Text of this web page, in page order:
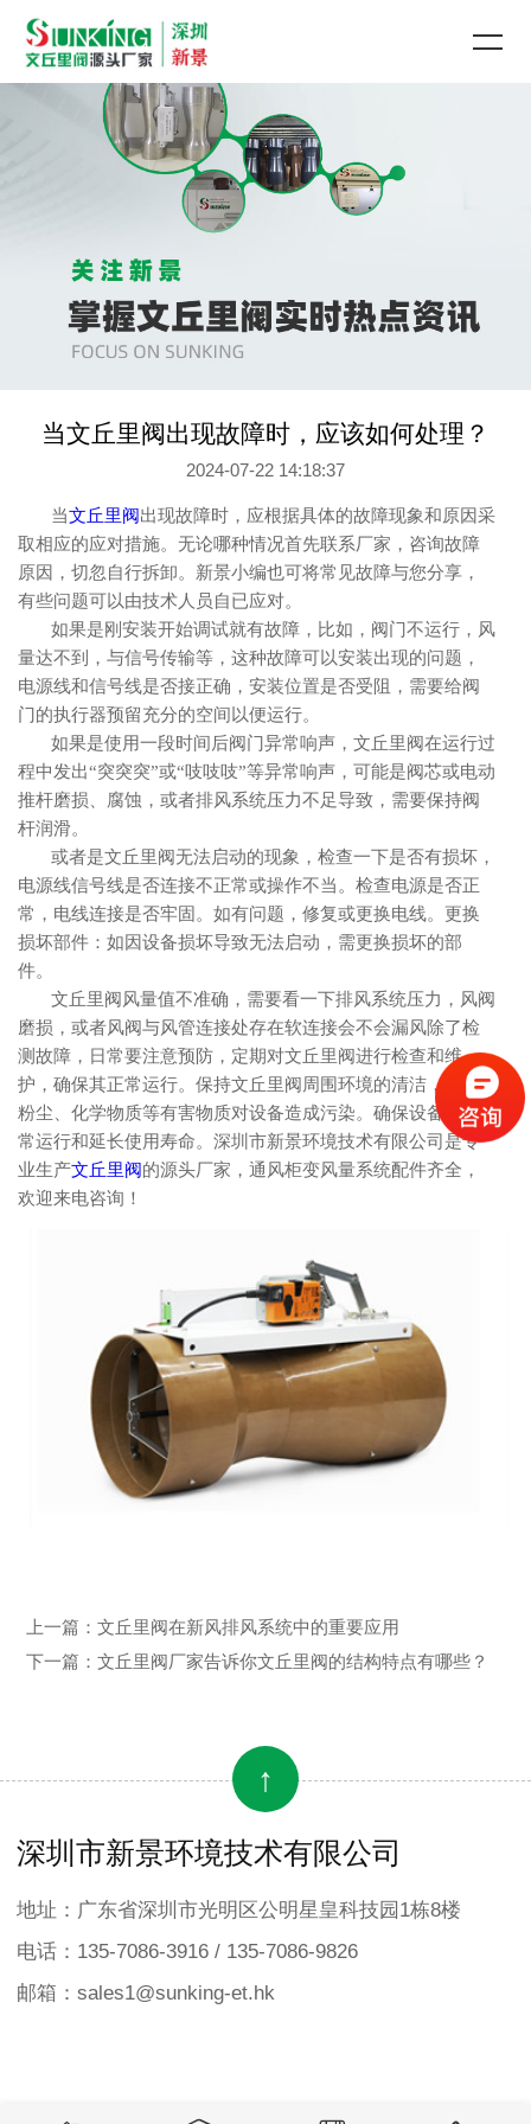
当文丘里阀出现故障时，应该如何处理？
2024-07-22 14:18:37
当文丘里阀出现故障时，应根据具体的故障现象和原因采
取相应的应对措施。无论哪种情况首先联系厂家，咨询故障
原因，切忽自行拆卸。新景小编也可将常见故障与您分享，
有些问题可以由技术人员自已应对。
如果是刚安装开始调试就有故障，比如，阀门不运行，风
量达不到，与信号传输等，这种故障可以安装出现的问题，
电源线和信号线是否接正确，安装位置是否受阻，需要给阀
门的执行器预留充分的空间以便运行。
如果是使用一段时间后阀门异常响声 ，文丘里阀在运行过
程中发出“突突突”或“吱吱吱”等异常响声 ，可能是阀芯或电动
推杆磨损、腐蚀，或者排风系统压力不足导致 ，需要保持阀
杆润滑。
或者是文丘里阀无法启动的现象 ，检查一下是否有损坏 ，
电源线信号线是否连接不正常或操作不当。检查电源是否正
常，电线连接是否牢固。如有问题，修复或更换电线。更换
损坏部件：如因设备损坏导致无法启动，需更换损坏的部
件。
文丘里阀风量值不准确，需要看一下排风系统压力，风阀
磨损，或者风阀与风管连接处存在软连接会不会漏风除了检
测故障，日常要注意预防 ， 定期对文丘里阀进行检查和维
护，确保其正常运行。保持文丘里阀周围环境的清洁，避免
粉尘、化学物质等有害物质对设备造成污染。确保设备的正
常运行和延长使用寿命。深圳市新景环境技术有限公司是专
业生产文丘里阀的源头厂家，通风柜变风量系统配件齐全，
欢迎来电咨询！
上一篇： 文丘里阀在新风排风系统中的重要应用
下一篇： 文丘里阀厂家告诉你文丘里阀的结构特点有哪些？
↑
深圳市新景环境技术有限公司
地址：广东省深圳市光明区公明星皇科技园1栋8楼
电话：135-7086-3916 / 135-7086-9826
邮箱：sales1@sunking-et.hk